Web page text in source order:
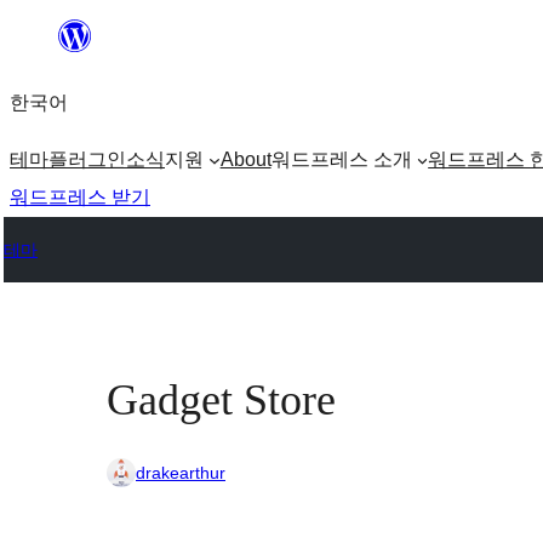
츠
로
가
한국어
테마플러그인소식지원 About워드프레스 소개 워드프레스
워드프레스 받기
테마
Gadget Store
drakearthur